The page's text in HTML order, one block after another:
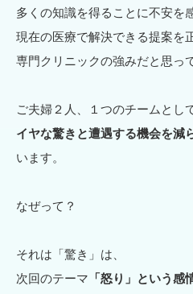
多くの知識を得ることに不安を
現在の医療で解決できる提案を
専門クリニックの強みだと思っ
ご夫婦２人、１つのチームとし
イヤな驚きと遭遇する機会を減
います。
なぜって？
それは「驚き」は、
次回のテーマ 「怒り」という